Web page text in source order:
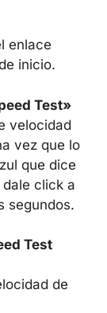
enlace
inicio.
Test»
velocidad
vez que lo
que dice
click a
segundos.
Test
de